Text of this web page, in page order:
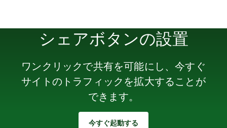
シェアボタンの設置
ワンクリックで共有を可能にし、今すぐ
サイトのトラフィックを拡大することが
できます。
今すぐ起動する